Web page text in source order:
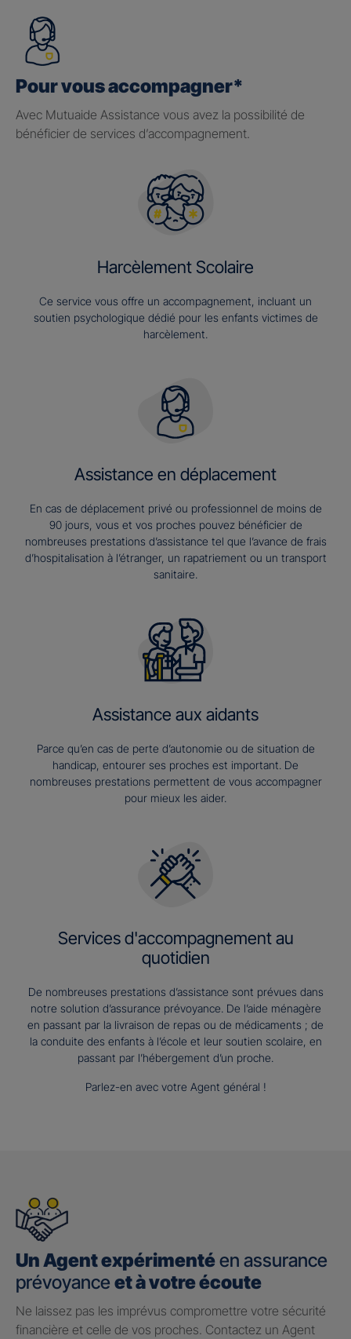
Pour vous accompagner*
Avec Mutuaide Assistance vous avez la possibilité de
bénéficier de services d’accompagnement.
Harcèlement Scolaire
Ce service vous offre un accompagnement, incluant un
soutien psychologique dédié pour les enfants victimes de
harcèlement.
Assistance en déplacement
En cas de déplacement privé ou professionnel de moins de
90 jours, vous et vos proches pouvez bénéficier de
nombreuses prestations d’assistance tel que l’avance de frais
d’hospitalisation à l’étranger, un rapatriement ou un transport
sanitaire.
Assistance aux aidants
Parce qu’en cas de perte d’autonomie ou de situation de
handicap, entourer ses proches est important. De
nombreuses prestations permettent de vous accompagner
pour mieux les aider.
Services d'accompagnement au
quotidien
De nombreuses prestations d’assistance sont prévues dans
notre solution d’assurance prévoyance. De l’aide ménagère
en passant par la livraison de repas ou de médicaments ; de
la conduite des enfants à l’école et leur soutien scolaire, en
passant par l’hébergement d’un proche.
Parlez-en avec votre Agent général !
Un Agent expérimentéen assurance
prévoyance et à votre écoute
Ne laissez pas les imprévus compromettre votre sécurité
financière et celle de vos proches. Contactez un Agent